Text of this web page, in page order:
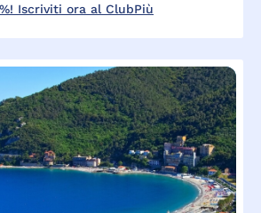
Iscriviti ora al ClubPiù